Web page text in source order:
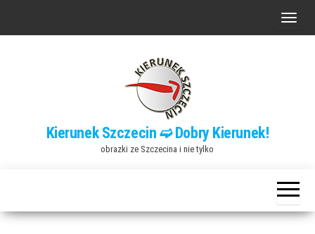
P
n
a
w
Kierunek Szczecin ➫ Dobry Kierunek!
obrazki ze Szczecina i nie tylko